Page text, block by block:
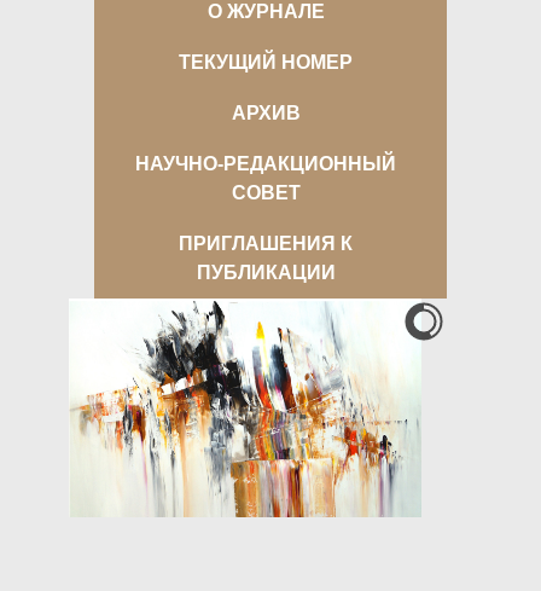
О ЖУРНАЛЕ
ТЕКУЩИЙ НОМЕР
АРХИВ
НАУЧНО-РЕДАКЦИОННЫЙ
СОВЕТ
ПРИГЛАШЕНИЯ К
ПУБЛИКАЦИИ